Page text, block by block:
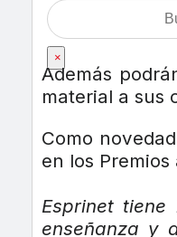
×
Además
material a sus
Como
en los
Esprinet
enseñanza y